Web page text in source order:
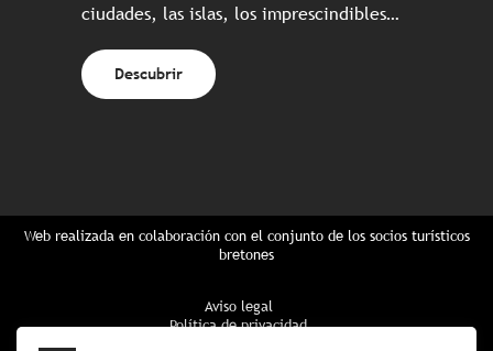
ciudades, las islas, los imprescindibles…
Descubrir
Web realizada en colaboración con el conjunto de los socios turísticos
bretones
Aviso legal
Política de privacidad